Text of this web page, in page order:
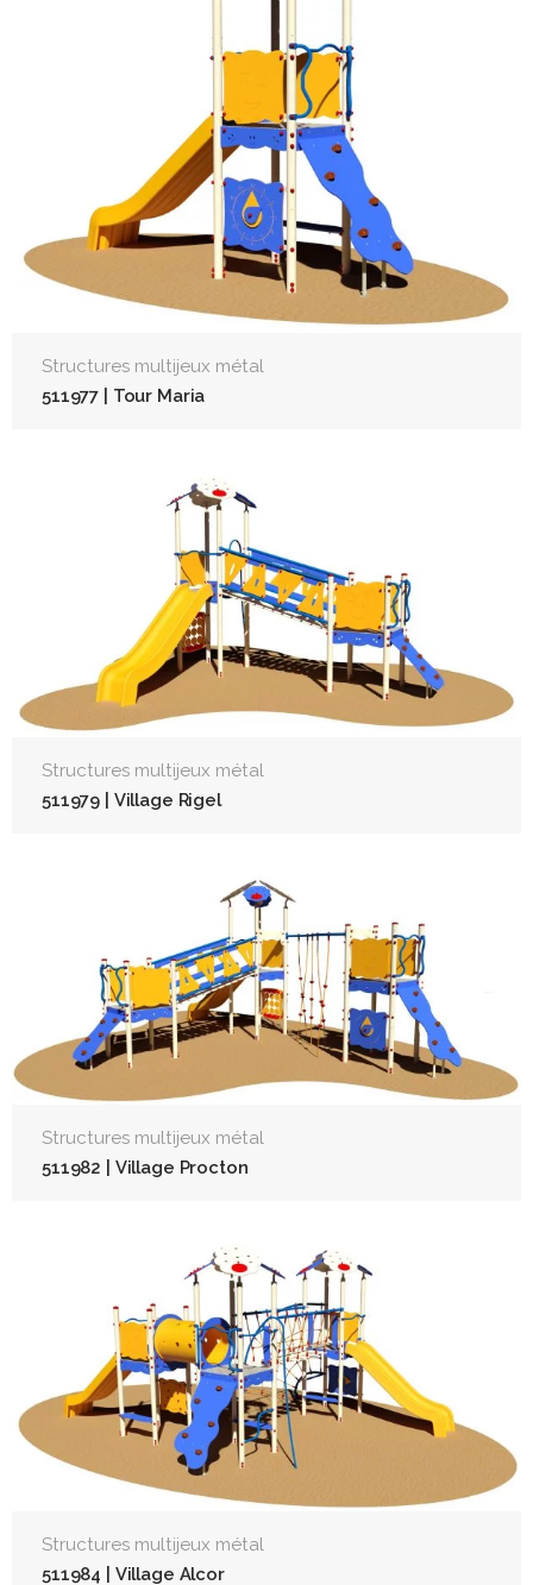
Structures multijeux métal
511977 | Tour Maria
Structures multijeux métal
511979 | Village Rigel
Structures multijeux métal
511982 | Village Procton
Structures multijeux métal
511984 | Village Alcor